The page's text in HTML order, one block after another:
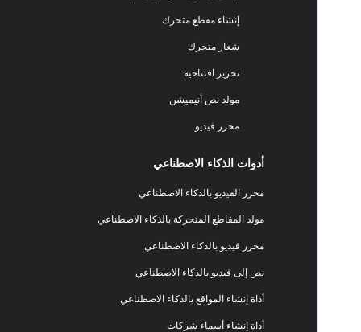
إنشاء مقطع متحرك
شعار متحرك
تحرير افتتاحية
مولد نص أنيميشن
محرر فيديو
أدوات الذكاء الاصطناعي
محرر الفيديو بالذكاء الاصطناعي
مولد المقاطع المتحركة بالذكاء الاصطناعي
محرر فيديو بالذكاء الاصطناعي
نص إلى فيديو بالذكاء الاصطناعي
أداة إنشاء المواقع بالذكاء الاصطناعي
أداة إنشاء أسماء شركات